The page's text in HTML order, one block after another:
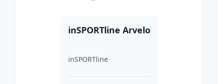
inSPORTline Arvelo
inSPORTline